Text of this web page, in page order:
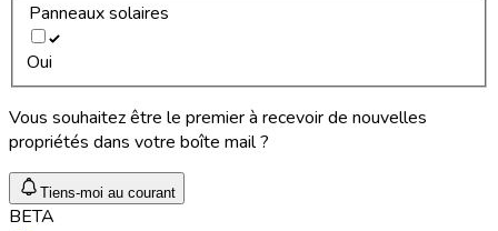
Panneaux solaires
Oui
Vous souhaitez être le premier à recevoir de nouvelles
propriétés dans votre boîte mail ?
Tiens-moi au courant
BETA